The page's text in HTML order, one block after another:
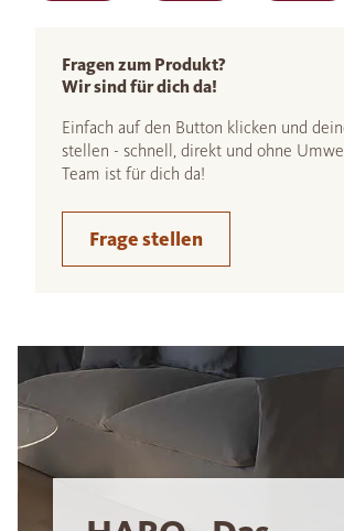
Fragen zum Produkt?
Wir sind für dich da!
Einfach auf den Button klicken und
stellen - schnell, direkt und ohne
Team ist für dich da!
Frage stellen